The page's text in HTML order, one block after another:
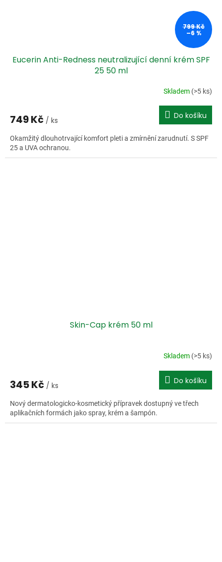
799 Kč
–6 %
Eucerin Anti-Redness neutralizující denní krém SPF
25 50 ml
Skladem (>5 ks)
749 Kč / ks Do košíku
Okamžitý dlouhotrvající komfort pleti a zmírnění zarudnutí. S SPF
25 a UVA ochranou.
Skin-Cap krém 50 ml
Skladem (>5 ks)
345 Kč / ks Do košíku
Nový dermatologicko-kosmetický přípravek dostupný ve třech
aplikačních formách jako spray, krém a šampón.